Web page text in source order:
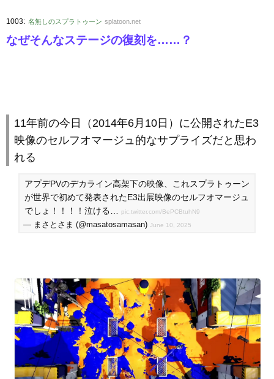
1003: 名無しのスプラトゥーン splatoon.net
なぜそんなステージの復刻を……？
11年前の今日（2014年6月10日）に公開されたE3
映像のセルフオマージュ的なサプライズだと思わ
れる
アプデPVのデカライン高架下の映像、これスプラトゥーン
が世界で初めて発表されたE3出展映像のセルフオマージュ
でしょ！！！！泣ける…
pic.twitter.com/BePCBtuhN9
— まさとさま (@masatosamasan) June 10, 2025